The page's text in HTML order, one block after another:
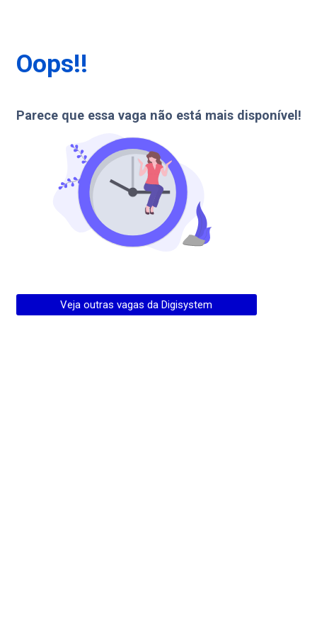
Oops!!
Parece que essa vaga não está mais disponível!
Veja outras vagas da Digisystem